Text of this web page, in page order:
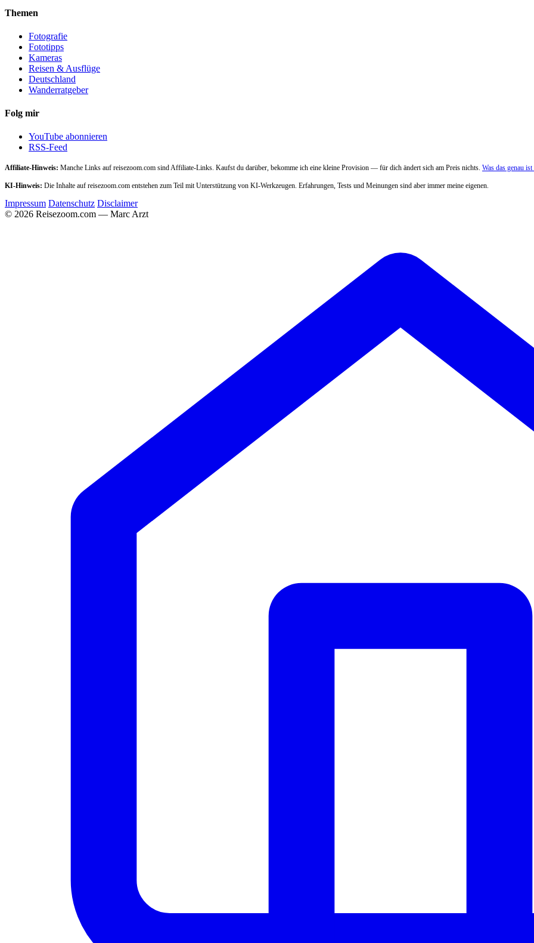
Themen
Fotografie
Fototipps
Kameras
Reisen & Ausflüge
Deutschland
Wanderratgeber
Folg mir
YouTube abonnieren
RSS-Feed
Affiliate-Hinweis: Manche Links auf reisezoom.com sind Affiliate-Links. Kaufst du darüber, bekomme ich eine kleine Provision — für dich ändert sich am Preis nichts. Was das genau
KI-Hinweis: Die Inhalte auf reisezoom.com entstehen zum Teil mit Unterstützung von KI-Werkzeugen. Erfahrungen, Tests und Meinungen sind aber immer meine eigenen.
Impressum Datenschutz Disclaimer
© 2026 Reisezoom.com — Marc Arzt